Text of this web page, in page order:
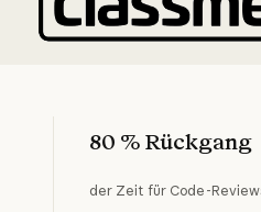
80 % Rückgang
der Zeit für Code-